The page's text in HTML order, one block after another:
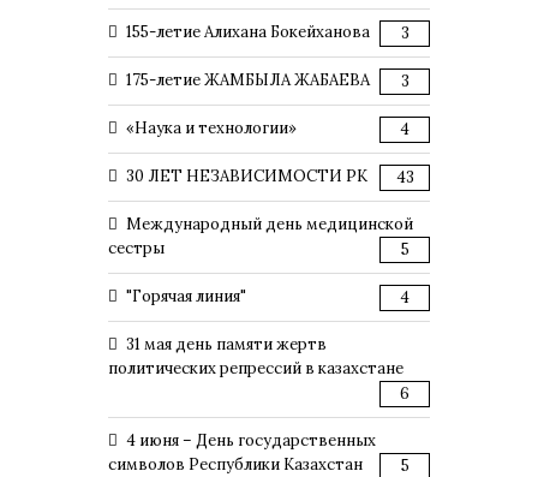
155-летие Алихана Бокейханова 3
175-летие ЖАМБЫЛА ЖАБАЕВА 3
«Наука и технологии» 4
30 ЛЕТ НЕЗАВИСИМОСТИ РК 43
Международный день медицинской
сестры
5
"Горячая линия" 4
31 мая день памяти жертв
политических репрессий в казахстане
6
4 июня – День государственных
символов Республики Казахстан
5